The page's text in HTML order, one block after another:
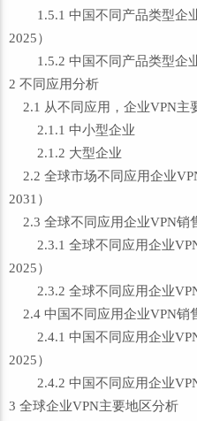
1.5.1 中国不同产品类型企业
2025）
1.5.2 中国不同产品类型企业
2 不同应用分析
2.1 从不同应用，企业VPN主
2.1.1 中小型企业
2.1.2 大型企业
2.2 全球市场不同应用企业
2031）
2.3 全球不同应用企业VPN销
2.3.1 全球不同应用企业
2025）
2.3.2 全球不同应用企业VPN
2.4 中国不同应用企业VPN销
2.4.1 中国不同应用企业
2025）
2.4.2 中国不同应用企业VPN
3 全球企业VPN主要地区分析